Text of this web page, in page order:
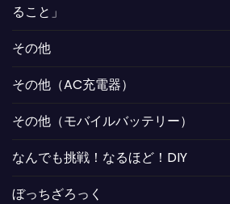
ること」
その他
その他（AC充電器）
その他（モバイルバッテリー）
なんでも挑戦！なるほど！DIY
ぼっちざろっく